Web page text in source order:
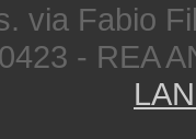
via Fabio
- REA